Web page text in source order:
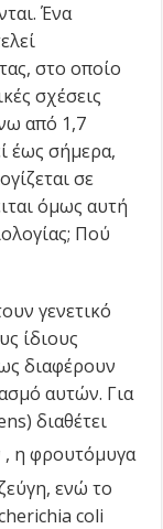
Ένα
στο οποίο
σχέσεις
από 1,7
έως σήμερα,
σε
όμως αυτή
Πού
γενετικό
ίδιους
διαφέρουν
αυτών. Για
διαθέτει
, η φρουτόμυγα
ενώ το
coli